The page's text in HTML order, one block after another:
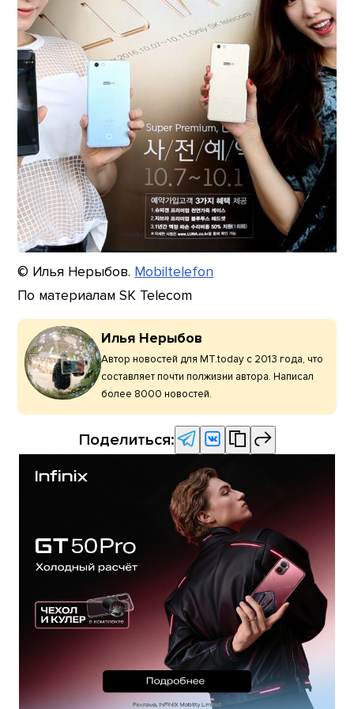
© Илья Нерыбов. Mobiltelefon
По материалам SK Telecom
Илья Нерыбов
Автор новостей для MT.today с 2013 года, что
составляет почти полжизни автора. Написал
более 8000 новостей.
Поделиться: